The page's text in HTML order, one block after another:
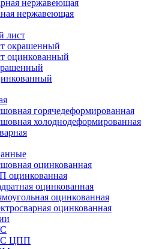
нержавеющая
нержавеющая
лист
окрашенный
оцинкованный
горячедеформированная
холоднодеформированная
оцинкованная
оцинкованная
оцинкованная
оцинкованная
оцинкованная
ЦПП